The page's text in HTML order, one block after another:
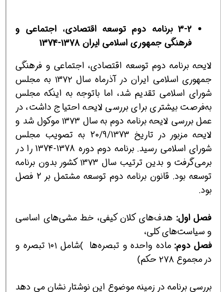
3-2 برنامه دوم توسعه اقتصادی، اجتماعی و
فرهنگی جمهوری اسلامی ایران 1378-1374
لایحه برنامه دوم توسعه اقتصادی، اجتماعی و فرهنگی
جمهوری اسلامی ایران در آذرماه سال ۱۳۷۲ به مجلس
شورای اسلامی تقدیم شد، اما باتوجه به اینکه مجلس
به‌فرصت بیشتری برای بررسی لایحه احتیاج داشت، در
عمل بررسی لایحه برنامه دوم به سال ۱۳۷۳ موکول شد و
لایحه مزبور در تاریخ 20/9/1373 به تصویب مجلس
شورای اسلامی رسید. برنامه دوم دوره 1378-1374 را در
برمی‌گرفت و بدین ترتیب سال ۱۳۷۳ کشور بدون برنامه
توسعه بود. قانون برنامه دوم توسعه مشتمل بر 2 فصل
بود.
فصل اول: هدف‌های کلان کیفی، خط مشی‌های اساسی
و سیاست‌های کلی،
فصل دوم:
ماده واحده و تبصره‌ها )شامل ۱۰۱ تبصره و
در مجموع ۲۷۸ حکم)
بررسی برنامه در زمینه موضوع این نوشتار نشان می دهد